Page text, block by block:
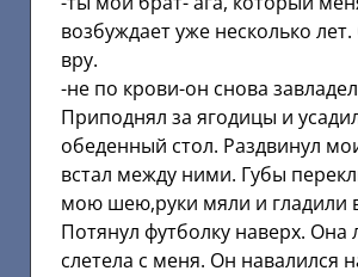
возбуждает уже несколько
вру.
-не по крови-он снова
Приподнял за ягодицы и
обеденный стол. Раздвинул
встал между ними. Губы
мою шею,руки мяли и гладили
Потянул футболку наверх. Она
слетела с меня. Он навалился